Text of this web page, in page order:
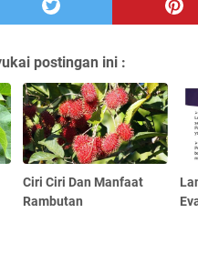
postingan ini :
Ciri Ciri Dan Manfaat
Rambutan